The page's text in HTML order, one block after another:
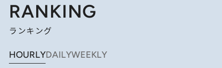
RANKING
ランキング
HOURLYDAILYWEEKLY